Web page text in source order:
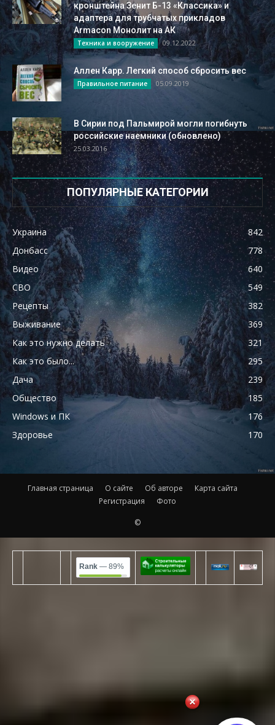
кронштейна Зенит Б-13 «Классика» и
адаптера для трубчатых прикладов
Armacon Монолит на АК
Техника и вооружение 09.12.2022
Аллен Карр. Легкий способ сбросить вес
Правильное питание 05.09.2019
В Сирии под Пальмирой могли погибнуть
российские наемники (обновлено)
25.03.2016
ПОПУЛЯРНЫЕ КАТЕГОРИИ
Украина
842
Донбасс
778
Видео
640
СВО
549
Рецепты
382
Выживание
369
Как это нужно делать
321
Как это было...
295
Дача
239
Общество
185
Windows и ПК
176
Здоровье
170
Главная страница О сайте Об авторе
Карта сайта
Регистрация
Фото
©
Rank — 89%